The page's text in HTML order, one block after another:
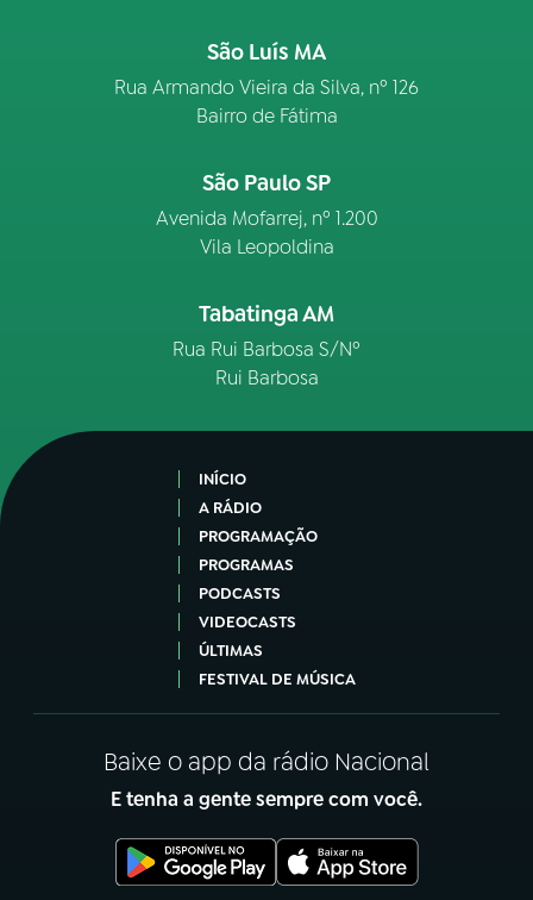
São Luís MA
Rua Armando Vieira da Silva, nº 126
Bairro de Fátima
São Paulo SP
Avenida Mofarrej, nº 1.200
Vila Leopoldina
Tabatinga AM
Rua Rui Barbosa S/Nº
Rui Barbosa
INÍCIO
A RÁDIO
PROGRAMAÇÃO
PROGRAMAS
PODCASTS
VIDEOCASTS
ÚLTIMAS
FESTIVAL DE MÚSICA
Baixe o app da rádio Nacional
E tenha a gente sempre com você.